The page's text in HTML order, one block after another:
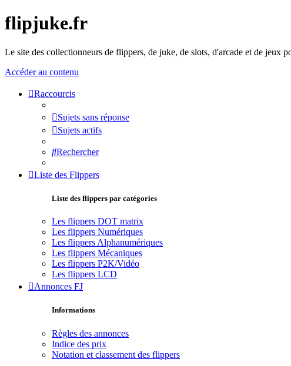
flipjuke.fr
Le site des collectionneurs de flippers, de juke, de slots, d'arcade et de jeux
Accéder au contenu
Raccourcis
Sujets sans réponse
Sujets actifs
Rechercher
Liste des Flippers
Liste des flippers par catégories
Les flippers DOT matrix
Les flippers Numériques
Les flippers Alphanumériques
Les flippers Mécaniques
Les flippers P2K/Vidéo
Les flippers LCD
Annonces FJ
Informations
Règles des annonces
Indice des prix
Notation et classement des flippers